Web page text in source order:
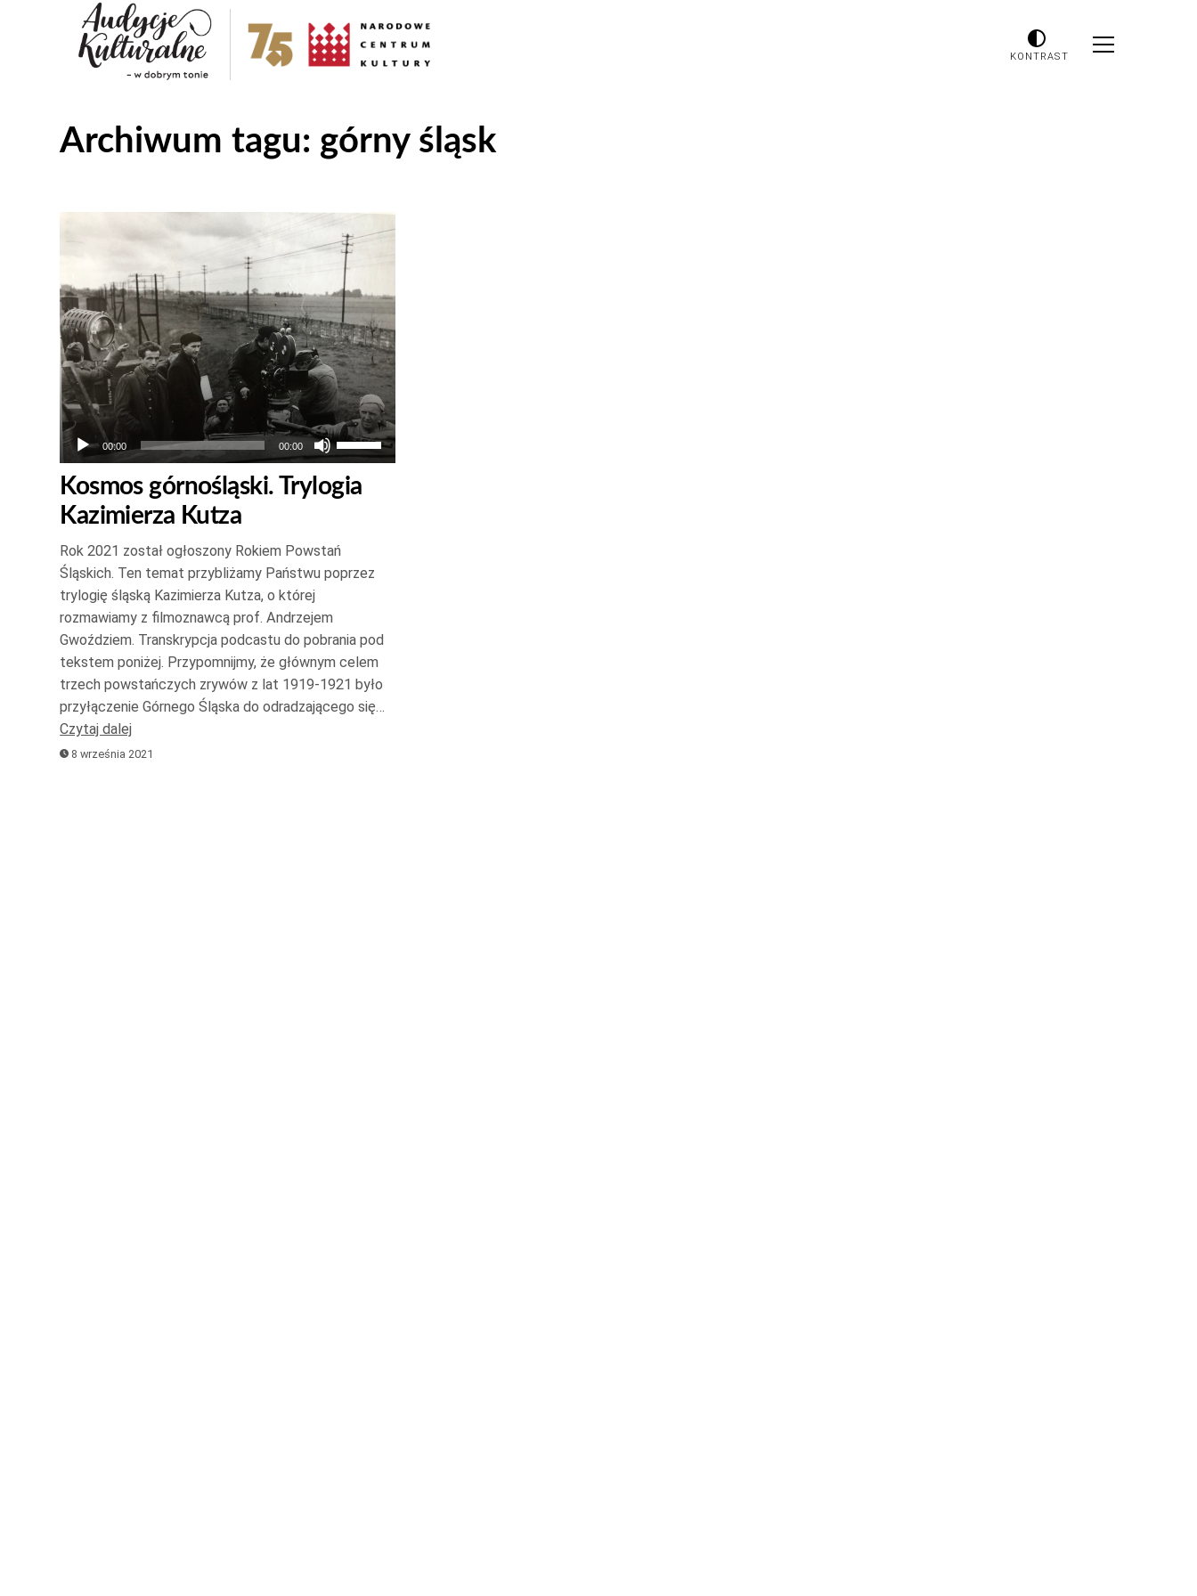
KONTRAST
Archiwum tagu: górny śląsk
dźwiękowych
00:00 00:00
Używaj
strzałek
do
zwiększyć
lub
zmniejszyć
głośność.
Kosmos górnośląski. Trylogia
Kazimierza Kutza
Rok 2021 został ogłoszony Rokiem Powstań
Śląskich. Ten temat przybliżamy Państwu poprzez
trylogię śląską Kazimierza Kutza, o której
rozmawiamy z filmoznawcą prof. Andrzejem
Gwoździem. Transkrypcja podcastu do pobrania pod
tekstem poniżej. Przypomnijmy, że głównym celem
trzech powstańczych zrywów z lat 1919-1921 było
przyłączenie Górnego Śląska do odradzającego się…
Czytaj dalej
8 września 2021